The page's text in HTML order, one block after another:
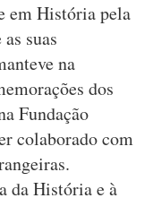
em História pela
suas
na
dos
Fundação
colaborado com
da História e à